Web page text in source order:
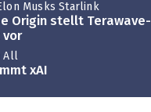
Musks Starlink
Origin stellt Terawave-
All
xAI